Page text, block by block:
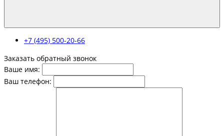
+7 (495) 500-20-66
Заказать обратный звонок
Ваше имя:
Ваш телефон: